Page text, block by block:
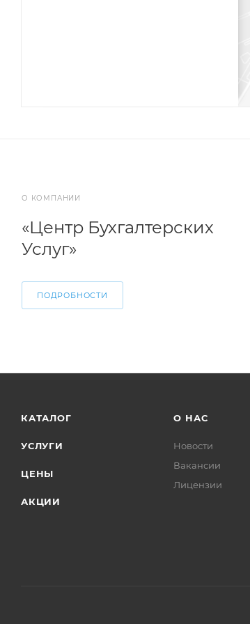
О КОМПАНИИ
«Центр Бухгалтерских
Услуг»
ПОДРОБНОСТИ
КАТАЛОГ
УСЛУГИ
ЦЕНЫ
АКЦИИ
О НАС
Новости
Вакансии
Лицензии